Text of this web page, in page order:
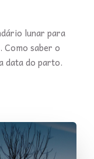
lunar para
Como saber o
data do parto.